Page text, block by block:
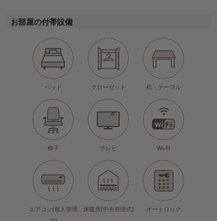
お部屋の付帯設備
ベッド クローゼット 机・テーブル
椅子 テレビ Wi-Fi
エアコン(個人管理
床暖房(中央管理式) オートロック